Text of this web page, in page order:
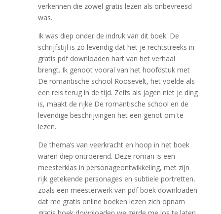
verkennen die zowel gratis lezen als onbevreesd
was.
Ik was diep onder de indruk van dit boek. De
schrijfstijl is zo levendig dat het je rechtstreeks in
gratis pdf downloaden hart van het verhaal
brengt. Ik genoot vooral van het hoofdstuk met
De romantische school Roosevelt, het voelde als
een reis terug in de tijd. Zelfs als jagen niet je ding
is, maakt de rijke De romantische school en de
levendige beschrijvingen het een genot om te
lezen.
De thema’s van veerkracht en hoop in het boek
waren diep ontroerend. Deze roman is een
meesterklas in personageontwikkeling, met zijn
rijk getekende personages en subtiele portretten,
zoals een meesterwerk van pdf boek downloaden
dat me gratis online boeken lezen zich opnam